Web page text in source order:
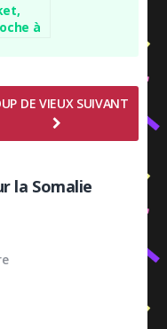
à
DE VIEUX SUIVANT
la Somalie